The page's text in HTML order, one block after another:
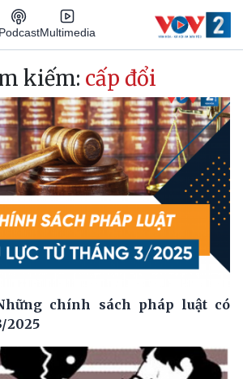
Multimedia
kiếm: cấp đổi
chính sách pháp luật có
2025